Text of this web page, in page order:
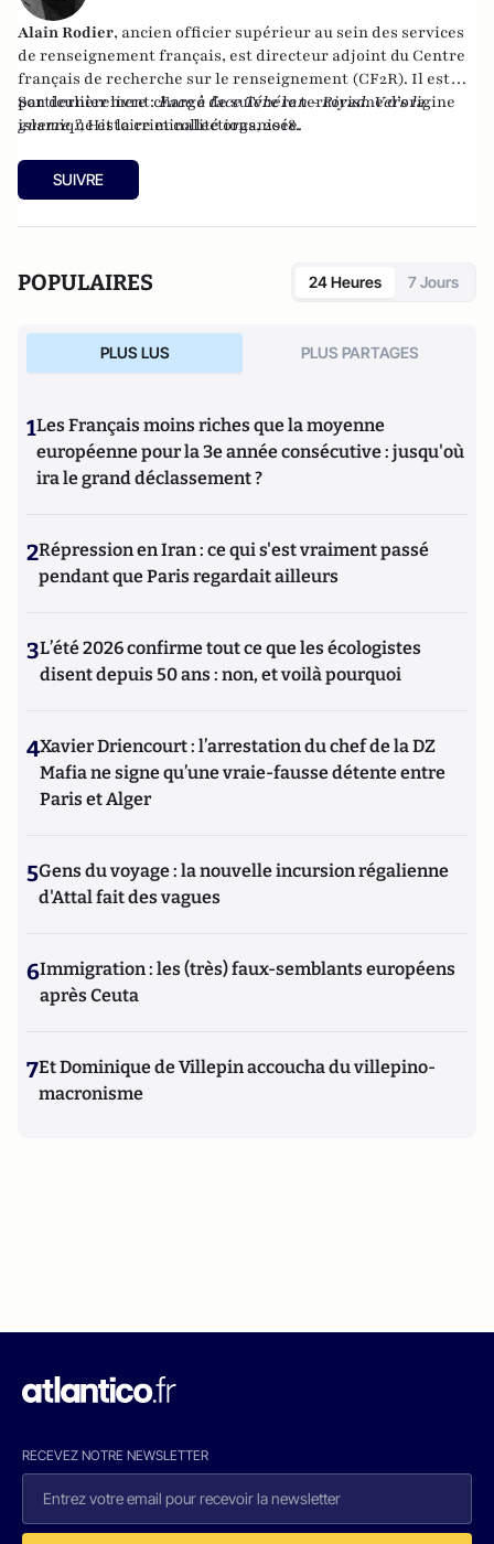
Alain Rodier, ancien officier supérieur au sein des services
de renseignement français, est directeur adjoint du Centre
français de recherche sur le renseignement (CF2R). Il est
particulièrement chargé de suivre le terrorisme d’origine
islamique et la criminalité organisée.
Son dernier livre :Face à face Téhéran - Riyad. Vers la
guerre ?, Histoire et collections, 2018.
SUIVRE
POPULAIRES 24 Heures 7 Jours
PLUS LUS PLUS PARTAGES
1Les Français moins riches que la moyenne
européenne pour la 3e année consécutive : jusqu'où
ira le grand déclassement ?
2Répression en Iran : ce qui s'est vraiment passé
pendant que Paris regardait ailleurs
3L’été 2026 confirme tout ce que les écologistes
disent depuis 50 ans : non, et voilà pourquoi
4Xavier Driencourt : l’arrestation du chef de la DZ
Mafia ne signe qu’une vraie-fausse détente entre
Paris et Alger
5Gens du voyage : la nouvelle incursion régalienne
d'Attal fait des vagues
6Immigration : les (très) faux-semblants européens
après Ceuta
7Et Dominique de Villepin accoucha du villepino-
macronisme
RECEVEZ NOTRE NEWSLETTER